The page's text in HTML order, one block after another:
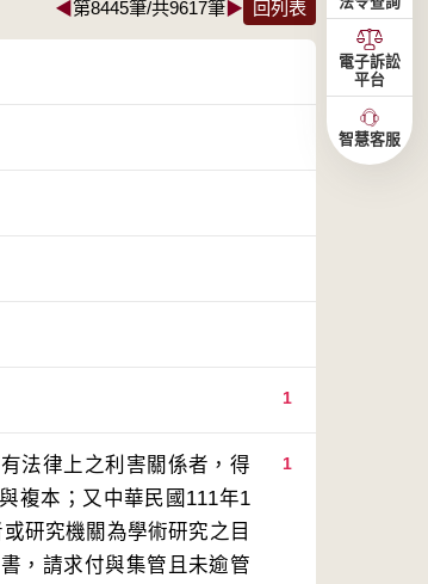
◀第8445筆/共9617筆▶ 回列表
1
1
法律上之利害關係者，得
複本；又中華民國111年1
研究機關為學術研究之目
，請求付與集管且未逾管
電子訴訟
平台
智慧客服